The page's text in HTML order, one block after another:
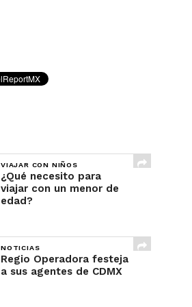
VIAJAR CON NIÑOS
¿Qué necesito para
viajar con un menor de
edad?
NOTICIAS
Regio Operadora festeja
a sus agentes de CDMX